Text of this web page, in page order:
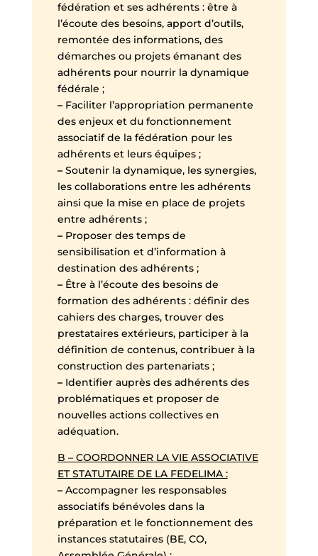
fédération et ses adhérents : être à
l’écoute des besoins, apport d’outils,
remontée des informations, des
démarches ou projets émanant des
adhérents pour nourrir la dynamique
fédérale ;
–Faciliter l’appropriation permanente
des enjeux et du fonctionnement
associatif de la fédération pour les
adhérents et leurs équipes ;
–Soutenir la dynamique, les synergies,
les collaborations entre les adhérents
ainsi que la mise en place de projets
entre adhérents ;
–Proposer des temps de
sensibilisation et d’information à
destination des adhérents ;
–Être à l’écoute des besoins de
formation des adhérents : définir des
cahiers des charges, trouver des
prestataires extérieurs, participer à la
définition de contenus, contribuer à la
construction des partenariats ;
–Identifier auprès des adhérents des
problématiques et proposer de
nouvelles actions collectives en
adéquation.
B – COORDONNER LA VIE ASSOCIATIVE
ET STATUTAIRE DE LA FEDELIMA :
–Accompagner les responsables
associatifs bénévoles dans la
préparation et le fonctionnement des
instances statutaires (BE, CO,